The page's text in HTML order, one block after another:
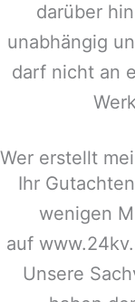
darüber
unabhängig
darf nicht an
Wer erstellt
Ihr
wenigen
auf
Unsere